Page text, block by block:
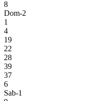
8
Dom-2
1
4
19
22
28
39
37
6
Sab-1